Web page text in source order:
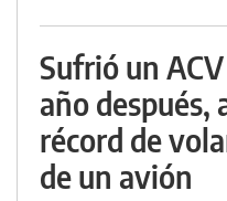
Sufrió un
año después,
récord de
de un avión